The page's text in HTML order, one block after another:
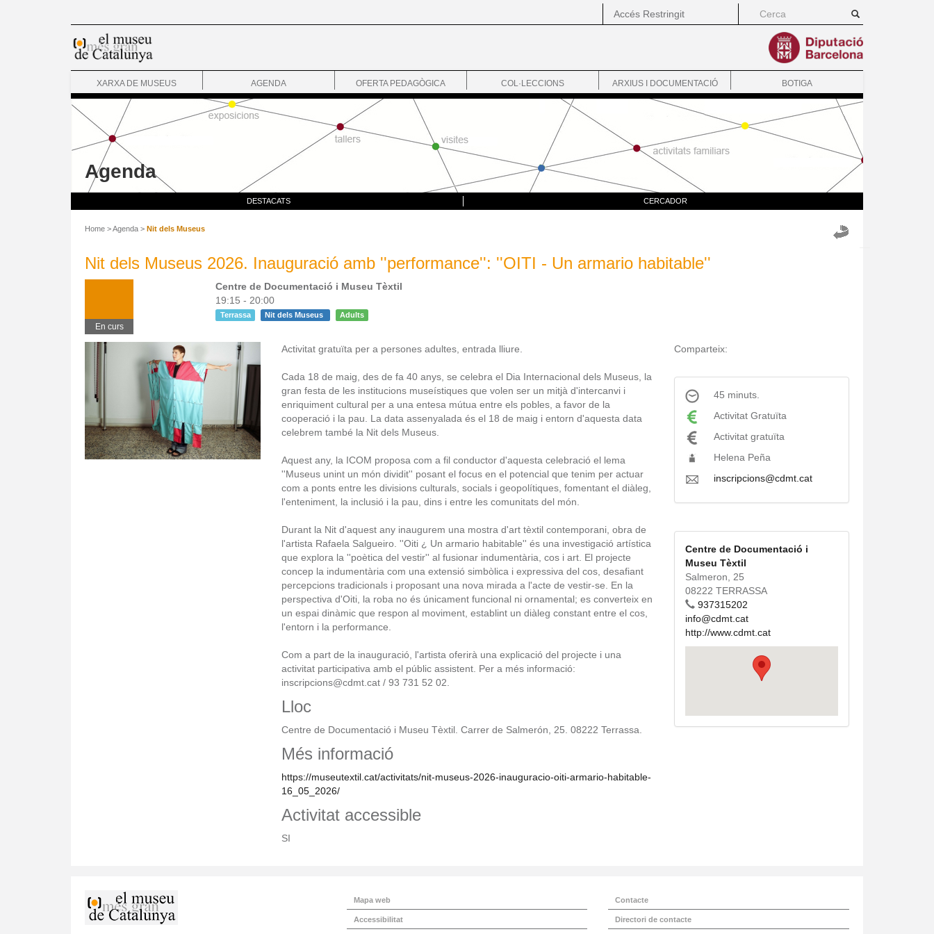
Accés Restringit
XARXA DE MUSEUS AGENDA OFERTA PEDAGÒGICA COL·LECCIONS ARXIUS I DOCUMENTACIÓ BOTIGA
Agenda
DESTACATS CERCADOR
Home >Agenda > Nit dels Museus
Nit dels Museus 2026. Inauguració amb ''performance'': ''OITI - Un armario habitable''
En curs
Centre de Documentació i Museu Tèxtil
19:15 - 20:00
Terrassa Nit dels Museus Adults
Activitat gratuïta per a persones adultes, entrada lliure.
Cada 18 de maig, des de fa 40 anys, se celebra el Dia Internacional dels Museus, la
gran festa de les institucions museístiques que volen ser un mitjà d'intercanvi i
enriquiment cultural per a una entesa mútua entre els pobles, a favor de la
cooperació i la pau. La data assenyalada és el 18 de maig i entorn d'aquesta data
celebrem també la Nit dels Museus.
Aquest any, la ICOM proposa com a fil conductor d'aquesta celebració el lema
''Museus unint un món dividit'' posant el focus en el potencial que tenim per actuar
com a ponts entre les divisions culturals, socials i geopolítiques, fomentant el diàleg,
l'enteniment, la inclusió i la pau, dins i entre les comunitats del món.
Durant la Nit d'aquest any inaugurem una mostra d'art tèxtil contemporani, obra de
l'artista Rafaela Salgueiro. ''Oiti ¿ Un armario habitable'' és una investigació artística
que explora la ''poètica del vestir'' al fusionar indumentària, cos i art. El projecte
concep la indumentària com una extensió simbòlica i expressiva del cos, desafiant
percepcions tradicionals i proposant una nova mirada a l'acte de vestir-se. En la
perspectiva d'Oiti, la roba no és únicament funcional ni ornamental; es converteix en
un espai dinàmic que respon al moviment, establint un diàleg constant entre el cos,
l'entorn i la performance.
Com a part de la inauguració, l'artista oferirà una explicació del projecte i una
activitat participativa amb el públic assistent. Per a més informació:
inscripcions@cdmt.cat / 93 731 52 02.
Lloc
Centre de Documentació i Museu Tèxtil. Carrer de Salmerón, 25. 08222 Terrassa.
Més informació
https://museutextil.cat/activitats/nit-museus-2026-inauguracio-oiti-armario-habitable-
16_05_2026/
Activitat accessible
SI
Comparteix:
45 minuts.
Activitat Gratuïta
Activitat gratuïta
Helena Peña
inscripcions@cdmt.cat
Centre de Documentació i
Museu Tèxtil
Salmeron, 25
08222 TERRASSA
937315202
info@cdmt.cat
http://www.cdmt.cat
Mapa web Contacte
Accessibilitat Directori de contacte